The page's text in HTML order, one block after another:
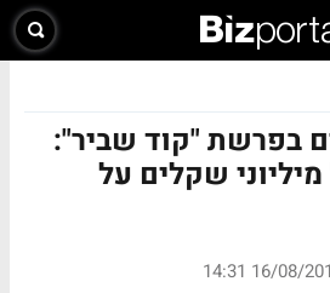
בפרשת "קוד שביר":
שקלים על
16/08/2015